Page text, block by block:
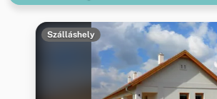
Szálláshely